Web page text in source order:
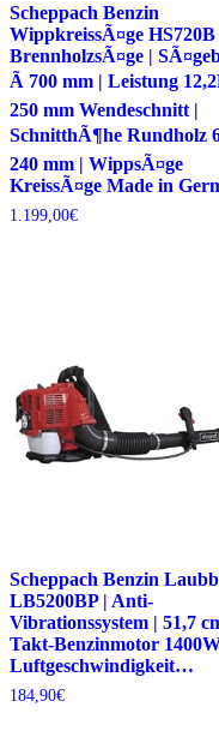
Scheppach Benzin
WippkreissÃ¤ge HS720B
BrennholzsÃ¤ge |
Ã 700 mm | Leistung
250 mm Wendeschnitt |
SchnitthÃ¶he Rundholz 60
240 mm | WippsÃ¤ge
KreissÃ¤ge Made in
1.199,00€
Scheppach Benzin
LB5200BP | Anti-
Vibrationssystem | 51,7
Takt-Benzinmotor
Luftgeschwindigkeit…
184,90€